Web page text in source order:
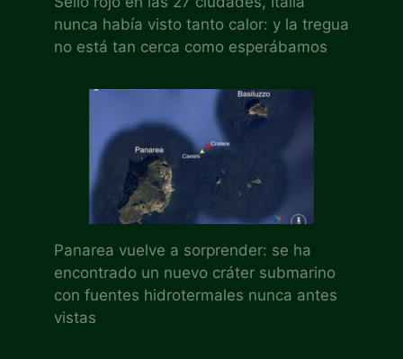
nunca había visto tanto calor: y la tregua
no está tan cerca como esperábamos
Panarea vuelve a sorprender: se ha
encontrado un nuevo cráter submarino
con fuentes hidrotermales nunca antes
vistas